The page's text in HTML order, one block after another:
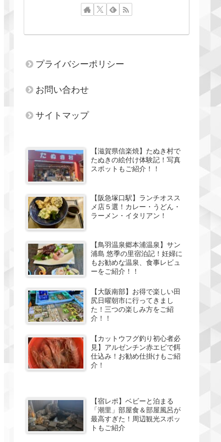
プライバシーポリシー
お問い合わせ
サイトマップ
【滋賀県信楽焼】たぬき村で
たぬきの絵付け体験記！写真
スポットもご紹介！！
【阪急塚口駅】ランチオスス
メ店５選！カレー・うどん・
ラーメン・イタリアン！
【鳥羽温泉郷本浦温泉】サン
浦島 悠季の里宿泊記！妊婦に
もお勧めな温泉、食事レビュ
ーをご紹介！！
【大阪南部】お得で楽しい田
尻日曜朝市に行ってきまし
た！三つの楽しみ方をご紹
介！！
【カットウフグ釣り初心者必
見】アルゼンチン赤エビで餌
仕込み！お勧め仕掛けもご紹
介！
【宿レポ】ベビーと泊まる
「潮里」部屋食＆部屋風呂が
最高すぎた！周辺観光スポッ
トもご紹介